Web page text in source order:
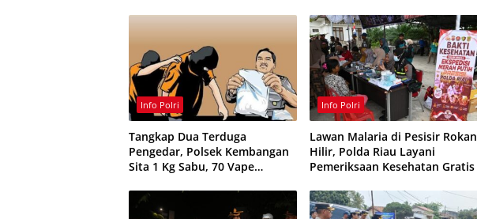
Kebakaran
Info Polri
Tangkap Dua Terduga
Pengedar, Polsek Kembangan
Sita 1 Kg Sabu, 70 Vape
Obat Keras
Info Polri
Lawan Malaria di Pesisir Rokan
Hilir, Polda Riau Layani
Pemeriksaan Kesehatan Gratis